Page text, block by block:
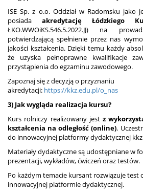
ISE Sp. z o.o. Oddział w Radomsku jako
posiada akredytację Łódzkiego
ŁKO.WWOiKS.546.5.2022.JJ) na
potwierdzającą spełnienie przez nas
jakości kształcenia. Dzięki temu każdy
że uzyska pełnoprawne kwalifikacje
przystąpienia do egzaminu zawodowego.
Zapoznaj się z decyzją o przyznaniu
akredytacji: https://kkz.edu.pl/o_nas
3) Jak wygląda realizacja kursu?
Kurs rolniczy realizowany jest z
kształcenia na odległość (online).
do innowacyjnej platformy dydaktycznej
Materiały dydaktyczne są udostępniane w
prezentacji, wykładów, ćwiczeń oraz testów.
Po każdym temacie kursant rozwiązuje test
innowacyjnej platformie dydaktycznej.